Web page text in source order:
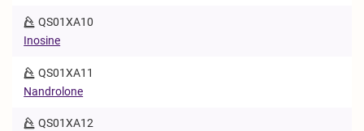
QS01XA10
Inosine
QS01XA11
Nandrolone
QS01XA12